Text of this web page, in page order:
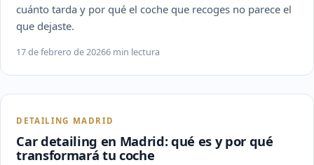
cuánto tarda y por qué el coche que recoges no parece el
que dejaste.
17 de febrero de 20266 min lectura
DETAILING MADRID
Car detailing en Madrid: qué es y por qué
transformará tu coche